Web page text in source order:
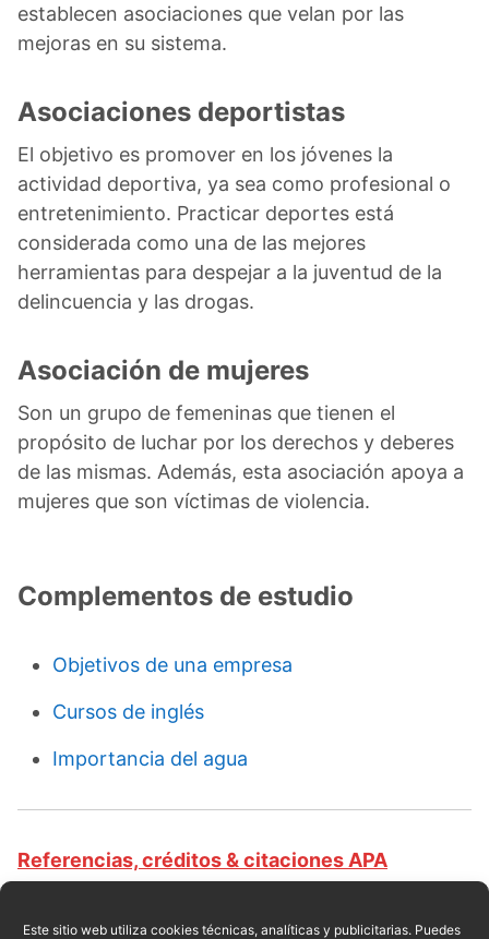
Este sitio web utiliza cookies técnicas, analíticas y publicitarias. Puedes
establecen asociaciones que velan por las
mejoras en su sistema.
Asociaciones deportistas
El objetivo es promover en los jóvenes la
actividad deportiva, ya sea como profesional o
entretenimiento. Practicar deportes está
considerada como una de las mejores
herramientas para despejar a la juventud de la
delincuencia y las drogas.
Asociación de mujeres
Son un grupo de femeninas que tienen el
propósito de luchar por los derechos y deberes
de las mismas. Además, esta asociación apoya a
mujeres que son víctimas de violencia.
Complementos de estudio
Objetivos de una empresa
Cursos de inglés
Importancia del agua
Referencias, créditos & citaciones APA
de redacción profesional. (2017, 06). Clases de